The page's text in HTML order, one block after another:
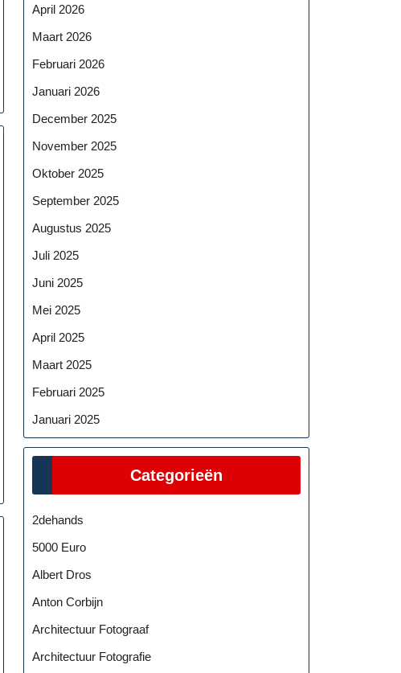
April 2026
Maart 2026
Februari 2026
Januari 2026
December 2025
November 2025
Oktober 2025
September 2025
Augustus 2025
Juli 2025
Juni 2025
Mei 2025
April 2025
Maart 2025
Februari 2025
Januari 2025
Categorieën
2dehands
5000 Euro
Albert Dros
Anton Corbijn
Architectuur Fotograaf
Architectuur Fotografie